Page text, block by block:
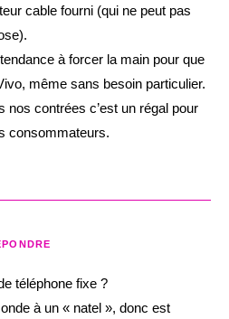
cable fourni (qui ne peut pas
à forcer la main pour que
même sans besoin particulier.
nos contrées c’est un régal pour
consommateurs.
téléphone fixe ?
à un « natel », donc est